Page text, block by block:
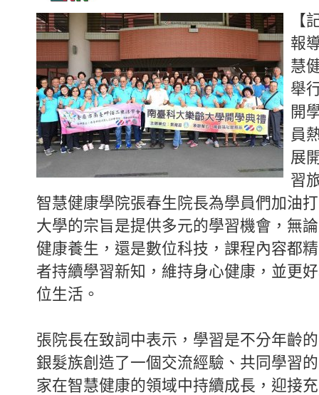
【
報
慧
舉
開
員
展
習
智慧健康學院張春生院長為學員們加油
大學的宗旨是提供多元的學習機會，無
健康養生，還是數位科技，課程內容都
者持續學習新知，維持身心健康，並更
位生活。
張院長在致詞中表示，學習是不分年齡
銀髮族創造了一個交流經驗、共同學習
家在智慧健康的領域中持續成長，迎接